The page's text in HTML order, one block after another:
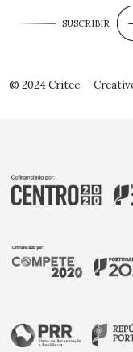
SUSCRIBIR
© 2024 Critec —